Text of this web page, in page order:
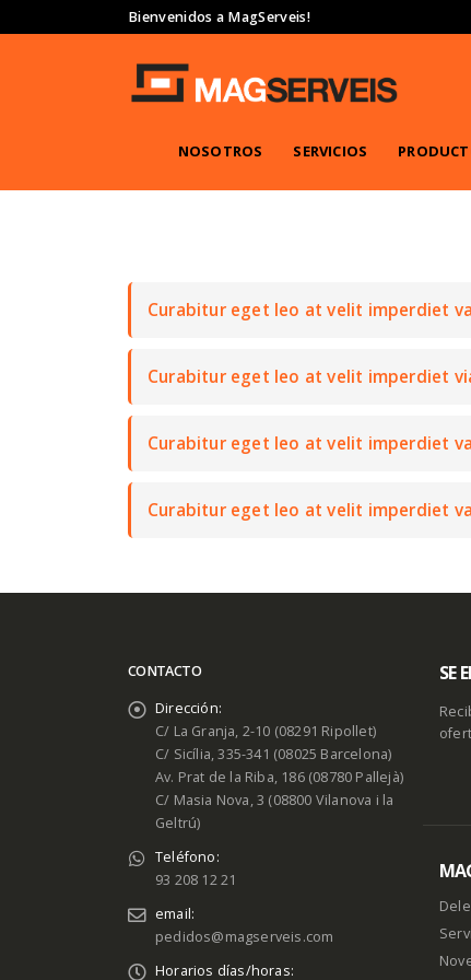
Bienvenidos a MagServeis!
NOSOTROS SERVICIOS
Curabitur eget leo at velit imperdiet
Curabitur eget leo at velit imperdiet
Curabitur eget leo at velit imperdiet
Curabitur eget leo at velit imperdiet
CONTACTO
Dirección:
C/ La Granja, 2-10 (08291 Ripollet)
C/ Sicília, 335-341 (08025 Barcelona)
Av. Prat de la Riba, 186 (08780 Pallejà)
C/ Masia Nova, 3 (08800 Vilanova i la
Geltrú)
Teléfono:
93 208 12 21
email:
pedidos@magserveis.com
Horarios días/horas:
SE